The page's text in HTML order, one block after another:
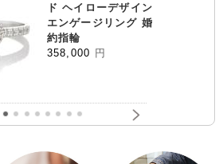
ド ヘイローデザイン
エンゲージリング 婚
約指輪
358,000 円